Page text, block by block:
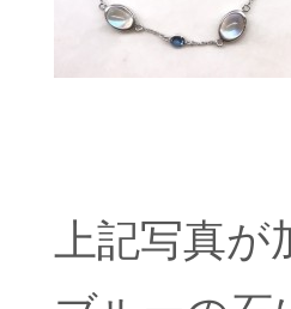
上記写真が